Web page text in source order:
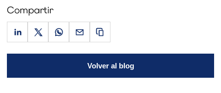
Compartir
Volver al blog